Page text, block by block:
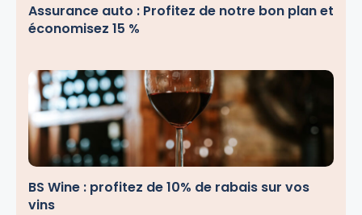
Assurance auto : Profitez de notre bon plan et
économisez 15 %
BS Wine : profitez de 10% de rabais sur vos
vins